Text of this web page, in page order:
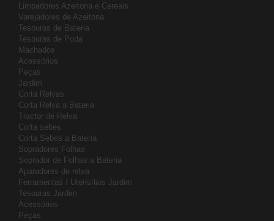
Limpadores Azeitona e Cereais
Varejadores de Azeitona
Tesouras de Bateria
Tesouras de Poda
Machados
Acessórios
Peças
Jardim
Corta Relvas
Corta Relva a Bateria
Tractor de Relva
Corta sebes
Corta Sebes a Bateria
Sopradores Folhas
Soprador de Folhas a Bateria
Aparadores de relva
Ferramentas / Utensílios Jardim
Tesouras Jardim
Acessórios
Peças